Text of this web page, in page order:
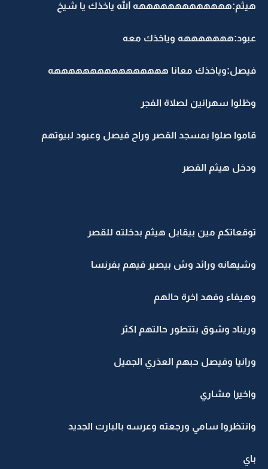
هيثم:هههههههههههههه الله ياخذك يا شيخ
عبود:هههههههه وياخذك معه
فيصل:وياخذك معانا ههههههههههههههههه
وظلوا سهرانين لصلاة الفجر
قاموا صلوا بمسجد القصر وراح فيصل وعبود لبيوتهم
ودخل هيثم القصر
توقعاتكم مين بيقابل هيثم بدخلته للقصر
وشيهانه ورائد وش بيصير فيهم بفرنسا
وهيفاء وفهد اخرة حالهم
وريناد وشوق بتتطور حالتهم اكثر
ورانيا وفيصل حبهم العذري الجميل
واخيرا مشاري
وانتظروا سامي ورجعته وعرسه بالبارت الجديد
باي